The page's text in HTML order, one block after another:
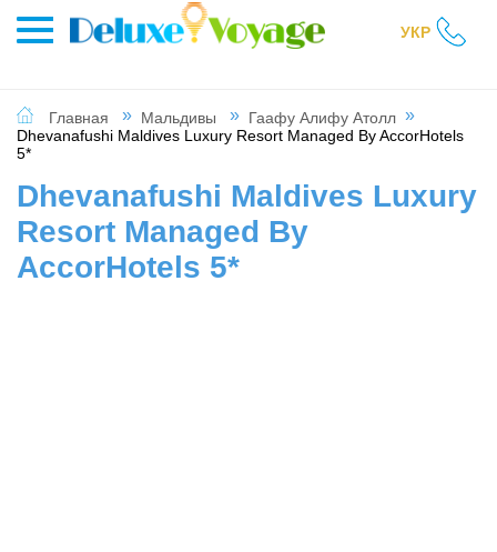
УКР
Главная Мальдивы
Гаафу Алифу Атолл
Dhevanafushi Maldives Luxury Resort Managed By AccorHotels
5*
Dhevanafushi Maldives Luxury
Resort Managed By
AccorHotels 5*